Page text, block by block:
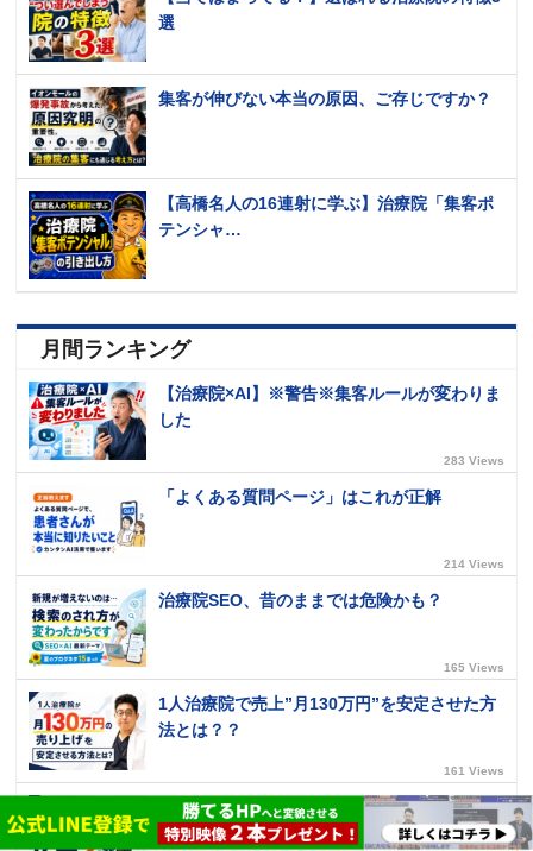
選
集客が伸びない本当の原因、ご存じですか？
【高橋名人の16連射に学ぶ】治療院「集客ポ
テンシャ…
月間ランキング
【治療院×AI】※警告※集客ルールが変わりま
した
283 Views
「よくある質問ページ」はこれが正解
214 Views
治療院SEO、昔のままでは危険かも？
165 Views
1人治療院で売上”月130万円”を安定させた方
法とは？？
161 Views
治療院広告は“最初の3秒”で決まる？反応が良
かった広告2選